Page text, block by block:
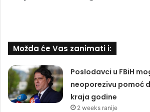
Možda će Vas zanimati i:
Poslodavci u FBiH
neoporezivu pomoć
kraja godine
2 weeks ranije